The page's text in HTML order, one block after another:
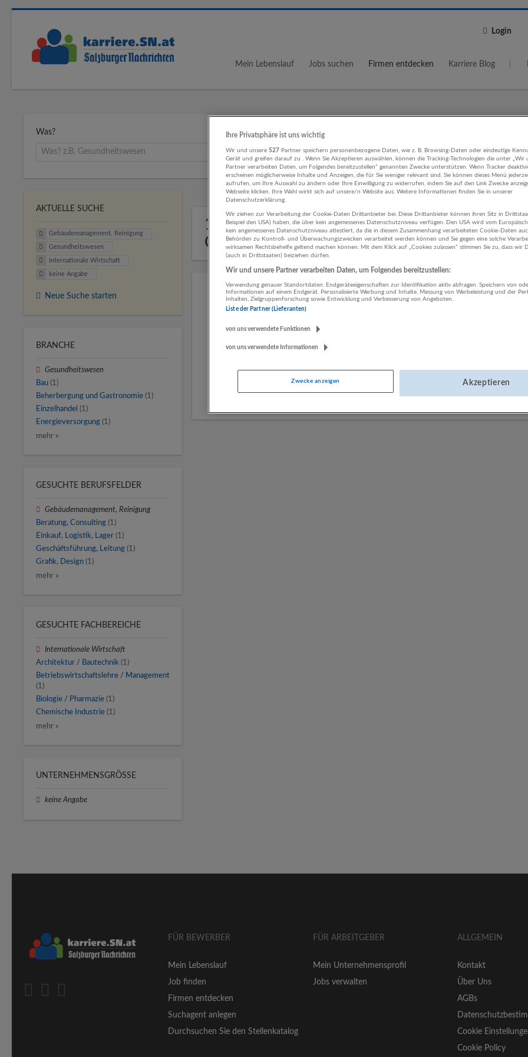
Login
Mein Lebenslauf Jobs suchen Firmen entdecken Karriere Blog
Was? Wo?
5 km
1 Gebäudemanagement, Reinigung
Gesundheitswesen Unternehmen
LUGSTEIN CONSULTING
Bergheim bei Salzburg
Energieversorgung | Finanz- und Versicherungsleistungen |
Gesundheitswesen | Herstellung von Waren | IT-Dienstleistungen |
Öffentliche Verwaltung | Rechtsberatung und Wirtschaftsprüfung |
Sonstige Dienstleistungen | Sozialwesen | Verkehr | Verlagswesen |
AKTUELLE SUCHE
Gebäudemanagement, Reinigung
Gesundheitswesen
Internationale Wirtschaft
keine Angabe
Neue Suche starten
BRANCHE
Gesundheitswesen
Bau (1)
Beherbergung und Gastronomie (1)
Einzelhandel (1)
Energieversorgung (1)
mehr »
GESUCHTE BERUFSFELDER
Gebäudemanagement, Reinigung
Beratung, Consulting (1)
Einkauf, Logistik, Lager (1)
Geschäftsführung, Leitung (1)
Grafik, Design (1)
mehr »
GESUCHTE FACHBEREICHE
Internationale Wirtschaft
Architektur / Bautechnik (1)
Betriebswirtschaftslehre / Management
(1)
Biologie / Pharmazie (1)
Chemische Industrie (1)
mehr »
UNTERNEHMENSGRÖSSE
keine Angabe
FÜR BEWERBER
Mein Lebenslauf
Job finden
Firmen entdecken
Suchagent anlegen
Durchsuchen Sie den Stellenkatalog
FÜR ARBEITGEBER
Mein Unternehmensprofil
Jobs verwalten
ALLGEMEIN
Kontakt
Über Uns
AGBs
Cookie
Cookie Policy
Ihre Privatsphäre ist uns wichtig
Wir und unsere527 Partner speichern personenbezogene Daten, wie z. B. Browsing-Daten oder eindeutige
Gerät und greifen darauf zu . Wenn Sie Akzeptieren auswählen, können die Tracking-Technologien die unter „Wir
Partner verarbeiten Daten, um Folgendes bereitzustellen“ genannten Zwecke unterstützen. Wenn Tracker
erscheinen möglicherweise Inhalte und Anzeigen, die für Sie weniger relevant sind. Sie können dieses Menü
aufrufen, um Ihre Auswahl zu ändern oder Ihre Einwilligung zu widerrufen, indem Sie auf den Link Zwecke
Webseite klicken. Ihre Wahl wirkt sich auf unsere/n Website aus. Weitere Informationen finden Sie in unserer
Datenschutzerklärung.
Wir ziehen zur Verarbeitung der Cookie-Daten Drittanbieter bei. Diese Drittanbieter können ihren Sitz in
Beispiel den USA) haben, die über kein angemessenes Datenschutzniveau verfügen. Den USA wird vom
kein angemessenes Datenschutzniveau attestiert, da die in diesem Zusammenhang verarbeiteten Cookie-Daten
Behörden zu Kontroll- und Überwachungszwecken verarbeitet werden können und Sie gegen eine solche
wirksamen Rechtsbehelfe geltend machen können. Mit dem Klick auf „Cookies zulassen“ stimmen Sie zu, dass wir
(auch in Drittstaaten) beiziehen dürfen.
Wir und unsere Partner verarbeiten Daten, um Folgendes bereitzustellen:
Verwendung genauer Standortdaten. Endgeräteeigenschaften zur Identifikation aktiv abfragen. Speichern von
Informationen auf einem Endgerät. Personalisierte Werbung und Inhalte, Messung von Werbeleistung und der
Inhalten, Zielgruppenforschung sowie Entwicklung und Verbesserung von Angeboten.
Liste der Partner (Lieferanten)
von uns verwendete Funktionen
von uns verwendete Informationen
Zwecke anzeigen Akzeptieren